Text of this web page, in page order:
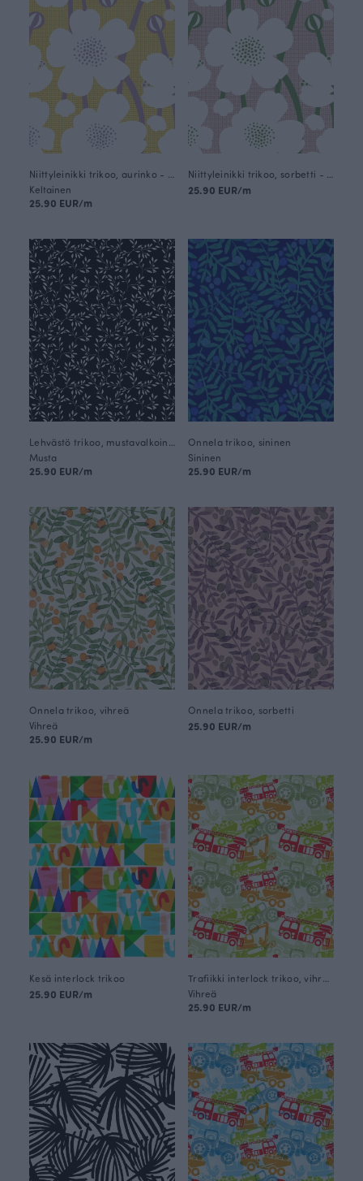
Keltainen
25.90 EUR/m
25.90 EUR/m
Musta
25.90 EUR/m
Onnela trikoo, sininen
Sininen
25.90 EUR/m
Onnela trikoo, vihreä
Vihreä
25.90 EUR/m
Onnela trikoo, sorbetti
25.90 EUR/m
Kesä interlock trikoo
25.90 EUR/m
Vihreä
25.90 EUR/m